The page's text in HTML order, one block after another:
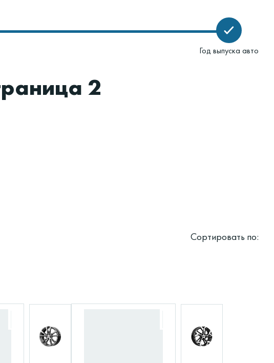
Год выпуска авто
2
Сортировать по: